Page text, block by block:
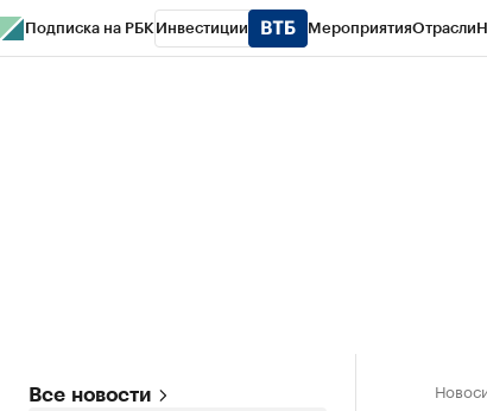
Подписка на РБК Инвестиции МероприятияОтрасли
Все новости